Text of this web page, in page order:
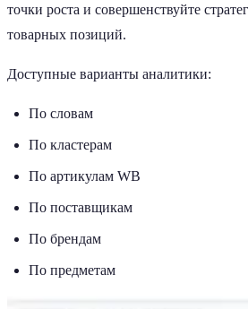
точки роста и совершенствуйте
товарных позиций.
Доступные варианты аналитики:
По словам
По кластерам
По артикулам WB
По поставщикам
По брендам
По предметам